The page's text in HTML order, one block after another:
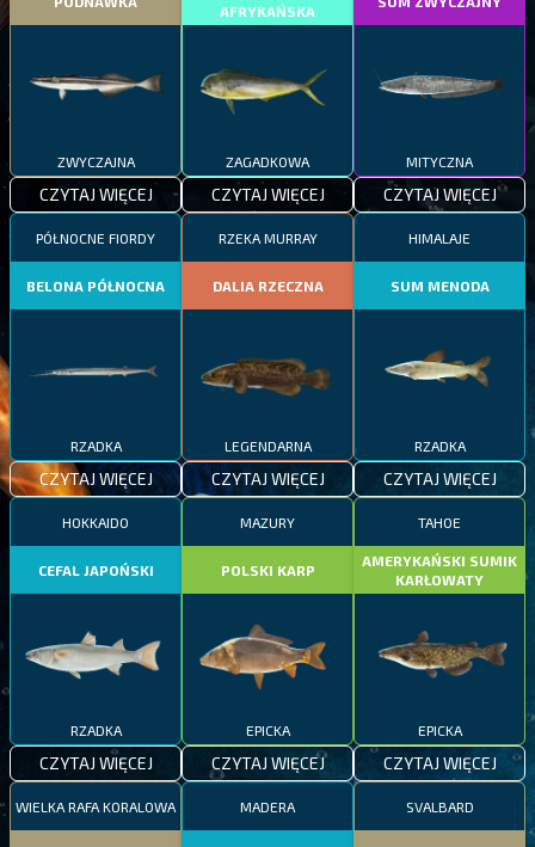
ZWYCZAJNA
CZYTAJ WIĘCEJ
AFRYKAŃSKA
ZAGADKOWA
CZYTAJ WIĘCEJ
MITYCZNA
CZYTAJ WIĘCEJ
PÓŁNOCNE FIORDY
BELONA PÓŁNOCNA
RZADKA
CZYTAJ WIĘCEJ
RZEKA MURRAY
DALIA RZECZNA
LEGENDARNA
CZYTAJ WIĘCEJ
HIMALAJE
SUM MENODA
RZADKA
CZYTAJ WIĘCEJ
HOKKAIDO
CEFAL JAPOŃSKI
RZADKA
CZYTAJ WIĘCEJ
MAZURY
POLSKI KARP
EPICKA
CZYTAJ WIĘCEJ
TAHOE
AMERYKAŃSKI SUMIK
KARŁOWATY
EPICKA
CZYTAJ WIĘCEJ
WIELKA RAFA KORALOWA MADERA SVALBARD